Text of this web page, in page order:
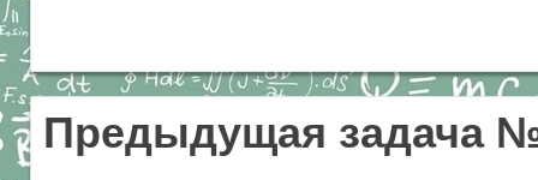
Предыдущая задача